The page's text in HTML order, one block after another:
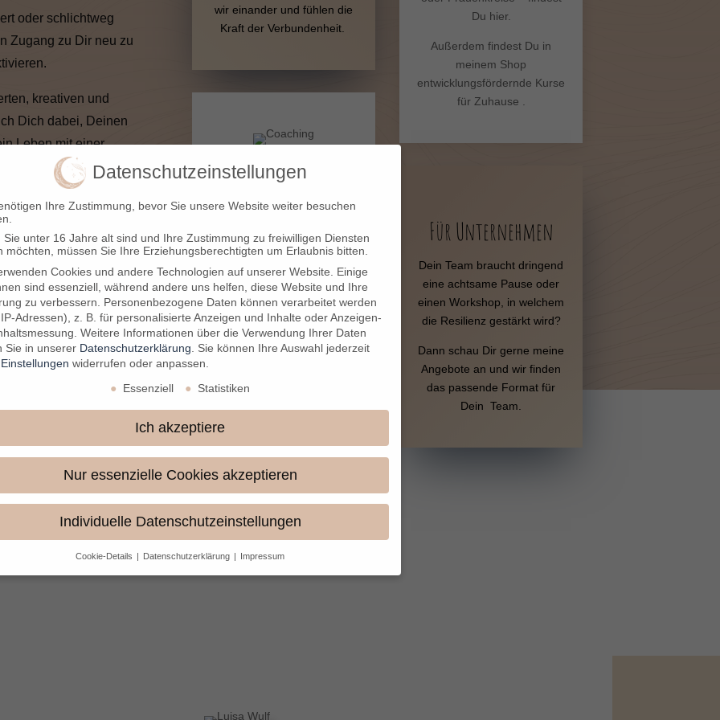
oder schlichtweg
Zugang zu Dir neu zu
kreativen und
Dich dabei, Deinen
Leben mit einer
Gelassenheit und
aus, welche
Weise mit
und regelmäßig
anregen.
durch und komme
wir einander und fühlen die
Kraft der Verbundenheit.
Coaching
ganzheitliche 1:1-Begleitung
über mehrere Sitzungen.
Schau Dir mein Coaching-
Angebot an und buche Dir
ein unverbindliches
Kennenlerngespräch.
Du hier.
Außerdem findest Du in
meinem Shop
entwicklungsfördernde Kurse
für Zuhause .
Für Unternehmen
Dein Team braucht dringend
eine achtsame Pause oder
einen Workshop, in welchem
die Resilienz gestärkt wird?
Dann schau Dir gerne meine
Angebote an und wir finden
das passende Format für
Dein Team.
Datenschutzeinstellungen
Ihre Zustimmung, bevor Sie unsere Website weiter besuchen
Sie unter 16 Jahre alt sind und Ihre Zustimmung zu freiwilligen Diensten
möchten, müssen Sie Ihre Erziehungsberechtigten um Erlaubnis bitten.
Cookies und andere Technologien auf unserer Website. Einige
sind essenziell, während andere uns helfen, diese Website und Ihre
zu verbessern.
Personenbezogene Daten können verarbeitet werden
Adressen), z. B. für personalisierte Anzeigen und Inhalte oder Anzeigen-
Weitere Informationen über die Verwendung Ihrer Daten
Sie in unserer Datenschutzerklärung
Sie können Ihre Auswahl jederzeit
Einstellungen widerrufen oder anpassen.
Essenziell
Statistiken
Ich akzeptiere
Nur essenzielle Cookies akzeptieren
Individuelle Datenschutzeinstellungen
Cookie-Details Datenschutzerklärung Impressum
Datenschutzeinstellungen